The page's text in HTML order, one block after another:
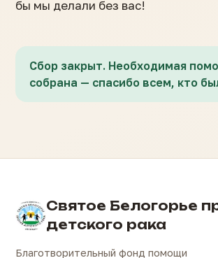
бы мы делали без вас!
Сбор закрыт. Необходимая
собрана — спасибо всем, кто
Святое Белогорье
детского рака
Благотворительный фонд помощи